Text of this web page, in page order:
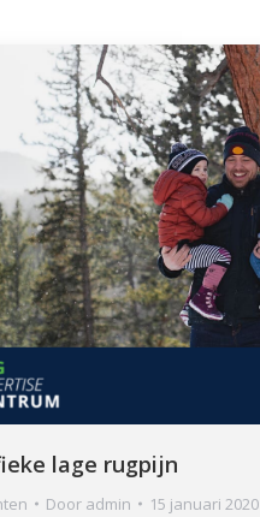
lage rugpijn
Door admin 15 januari 2020